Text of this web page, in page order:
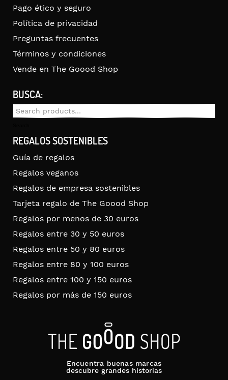
Pago ético y seguro
Política de privacidad
Preguntas frecuentes
Términos y condiciones
Vende en The Goood Shop
BUSCA:
Search
REGALOS SOSTENIBLES
Guía de regalos
Regalos veganos
Regalos de empresa sostenibles
Tarjeta regalo de The Goood Shop
Regalos por menos de 30 euros
Regalos entre 30 y 50 euros
Regalos entre 50 y 80 euros
Regalos entre 80 y 100 euros
Regalos entre 100 y 150 euros
Regalos por más de 150 euros
Encuentra buenas marcas
descubre grandes historias